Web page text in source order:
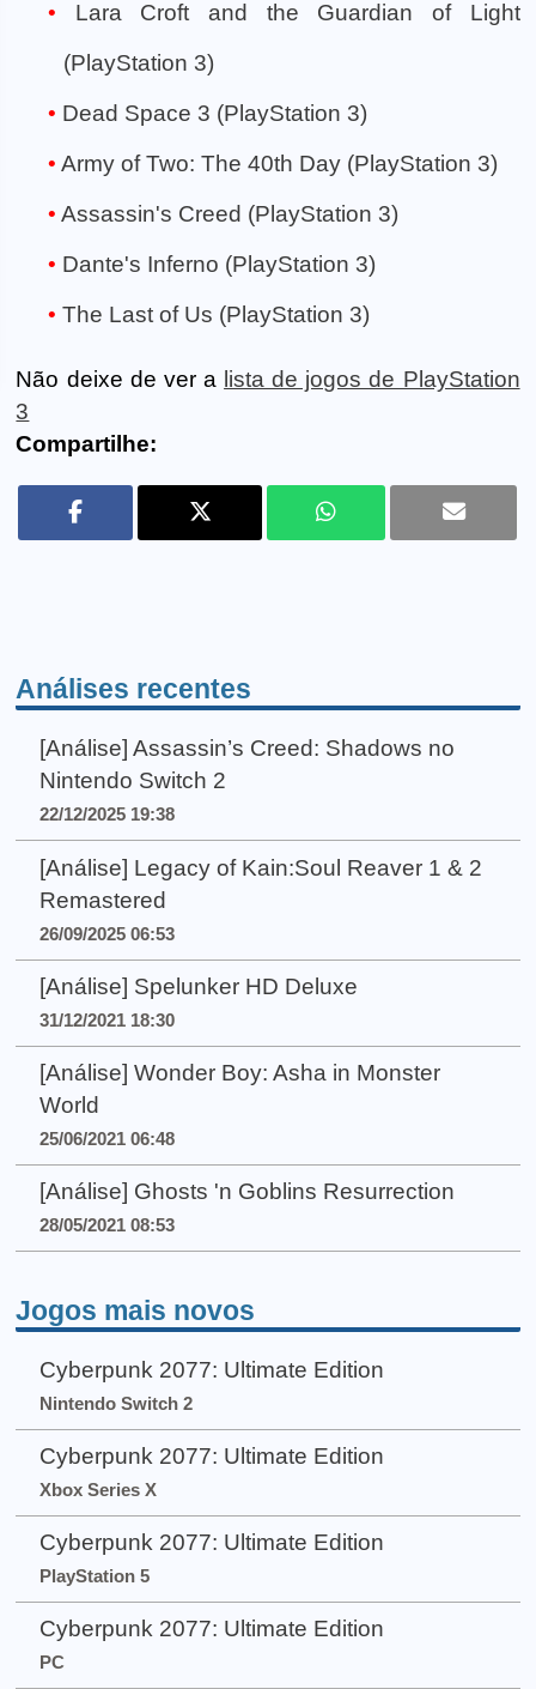
Lara Croft and the Guardian of Light
(PlayStation 3)
Dead Space 3 (PlayStation 3)
Army of Two: The 40th Day (PlayStation 3)
Assassin's Creed (PlayStation 3)
Dante's Inferno (PlayStation 3)
The Last of Us (PlayStation 3)
Não deixe de ver a lista de jogos de PlayStation
3
Compartilhe:
Análises recentes
[Análise] Assassin’s Creed: Shadows no
Nintendo Switch 2
22/12/2025 19:38
[Análise] Legacy of Kain:Soul Reaver 1 & 2
Remastered
26/09/2025 06:53
[Análise] Spelunker HD Deluxe
31/12/2021 18:30
[Análise] Wonder Boy: Asha in Monster
World
25/06/2021 06:48
[Análise] Ghosts 'n Goblins Resurrection
28/05/2021 08:53
Jogos mais novos
Cyberpunk 2077: Ultimate Edition
Nintendo Switch 2
Cyberpunk 2077: Ultimate Edition
Xbox Series X
Cyberpunk 2077: Ultimate Edition
PlayStation 5
Cyberpunk 2077: Ultimate Edition
PC